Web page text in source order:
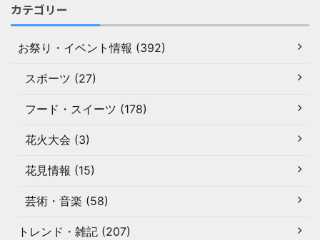
カテゴリー
お祭り・イベント情報 (392)
スポーツ (27)
フード・スイーツ (178)
花火大会 (3)
花見情報 (15)
芸術・音楽 (58)
トレンド・雑記 (207)